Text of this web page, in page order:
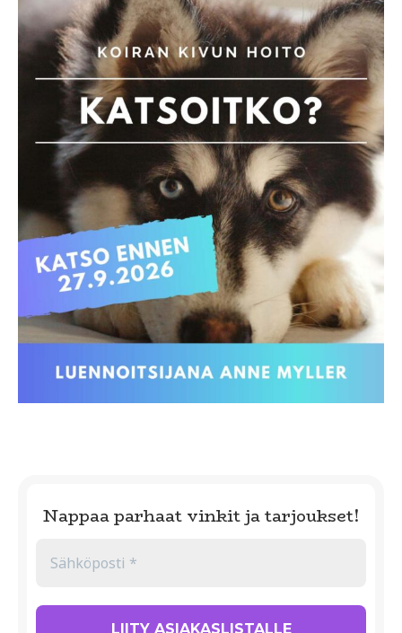
Nappaa parhaat vinkit ja tarjoukset!